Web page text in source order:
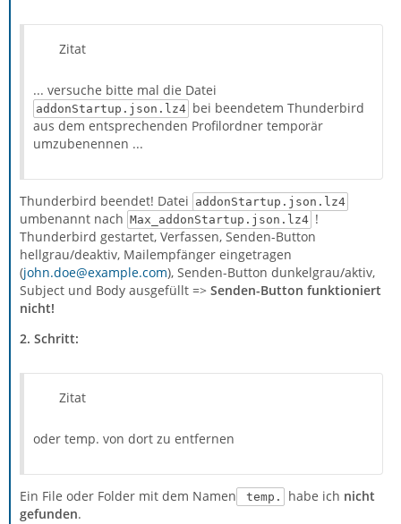
Zitat
... versuche bitte mal die Datei
addonStartup.json.lz4 bei beendetem Thunderbird
aus dem entsprechenden Profilordner temporär
umzubenennen ...
Thunderbird beendet! Datei addonStartup.json.lz4
umbenannt nach Max_addonStartup.json.lz4 !
Thunderbird gestartet, Verfassen, Senden-Button
hellgrau/deaktiv, Mailempfänger eingetragen
(john.doe@example.com), Senden-Button dunkelgrau/aktiv,
Subject und Body ausgefüllt => Senden-Button funktioniert
nicht!
2. Schritt:
Zitat
oder temp. von dort zu entfernen
Ein File oder Folder mit dem Namen temp. habe ich nicht
gefunden.